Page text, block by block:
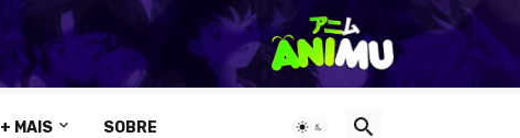
+ MAIS SOBRE